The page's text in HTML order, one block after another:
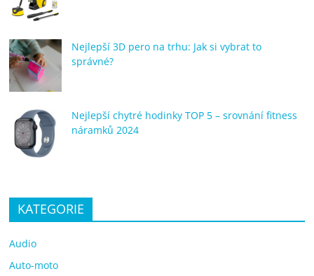
Nejlepší 3D pero na trhu: Jak si vybrat to
správné?
Nejlepší chytré hodinky TOP 5 – srovnání fitness
náramků 2024
KATEGORIE
Audio
Auto-moto